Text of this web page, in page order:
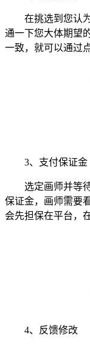
在挑选到您认为
通一下您大体期望
一致，就可以通过
3、支付保证金
选定画师并等待
保证金，画师需要
会先担保在平台，
4、反馈修改